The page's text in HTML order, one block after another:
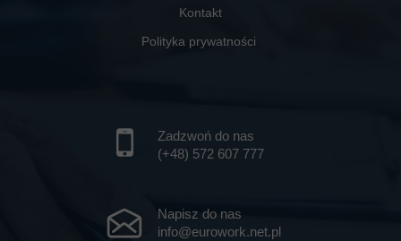
Zadzwoń do nas
(+48) 572 607 777
Napisz do nas
info@eurowork.net.pl
Kontakt
Polityka prywatności